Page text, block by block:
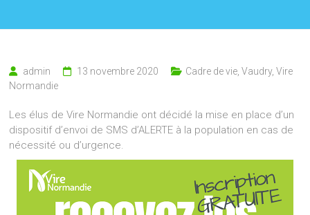
admin 13 novembre 2020 Cadre de vie ,Vaudry,Vire
Normandie
Les élus de Vire Normandie ont décidé la mise en place d’un
dispositif d’envoi de SMS d’ALERTE à la population en cas de
nécessité ou d’urgence.